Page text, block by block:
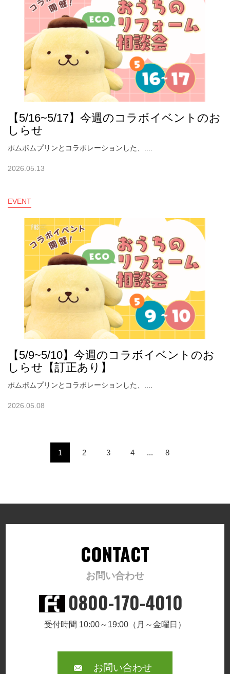
【5/16~5/17】今週のコラボイベントのお
しらせ
ポムポムプリンとコラボレーションした、....
2026.05.13
EVENT
【5/9~5/10】今週のコラボイベントのお
しらせ【訂正あり】
ポムポムプリンとコラボレーションした、....
2026.05.08
1 2 3 4 ... 8
CONTACT
お問い合わせ
0800-170-4010
受付時間 10:00～19:00（月～金曜日）
お問い合わせ